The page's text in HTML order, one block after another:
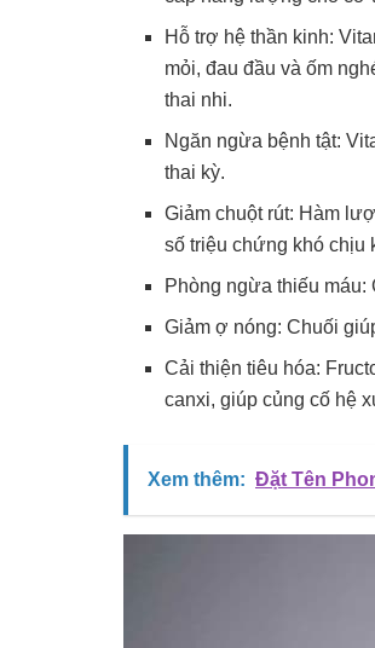
Hỗ trợ hệ thần kinh:
mỏi, đau đầu và ốm
thai nhi.
Ngăn ngừa bệnh tật:
thai kỳ.
Giảm chuột rút: Hàm
số triệu chứng khó chịu
Phòng ngừa thiếu máu:
Giảm ợ nóng: Chuối
Cải thiện tiêu hóa:
canxi, giúp củng cố hệ
Xem thêm: Đặt Tên